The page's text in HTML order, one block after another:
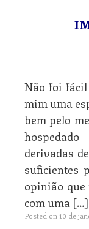
Não foi
mim uma
bem pelo
derivadas
suficientes
opinião que
com uma […]
Posted on 10 de